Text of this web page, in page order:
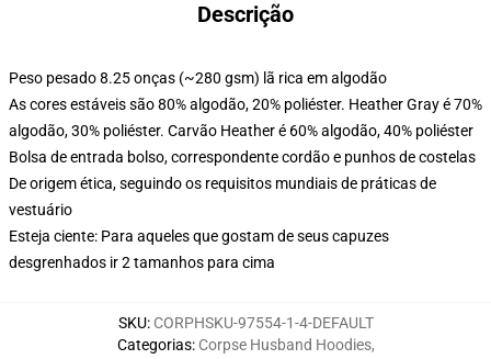
Descrição
Peso pesado 8.25 onças (~280 gsm) lã rica em algodão
As cores estáveis são 80% algodão, 20% poliéster. Heather Gray é 70%
algodão, 30% poliéster. Carvão Heather é 60% algodão, 40% poliéster
Bolsa de entrada bolso, correspondente cordão e punhos de costelas
De origem ética, seguindo os requisitos mundiais de práticas de
vestuário
Esteja ciente: Para aqueles que gostam de seus capuzes
desgrenhados ir 2 tamanhos para cima
SKU: CORPHSKU-97554-1-4-DEFAULT
Categorias: Corpse Husband Hoodies,